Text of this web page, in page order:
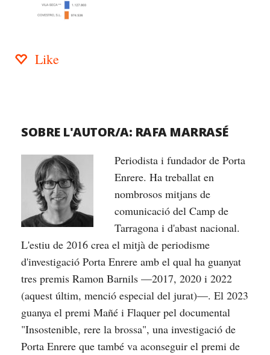
Like
SOBRE L'AUTOR/A: RAFA MARRASÉ
Periodista i fundador de Porta
Enrere. Ha treballat en
nombrosos mitjans de
comunicació del Camp de
Tarragona i d'abast nacional.
L'estiu de 2016 crea el mitjà de periodisme
d'investigació Porta Enrere amb el qual ha guanyat
tres premis Ramon Barnils —2017, 2020 i 2022
(aquest últim, menció especial del jurat)—. El 2023
guanya el premi Mañé i Flaquer pel documental
"Insostenible, rere la brossa", una investigació de
Porta Enrere que també va aconseguir el premi de